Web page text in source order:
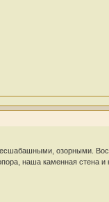
озорными.
наша каменная стена